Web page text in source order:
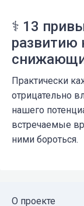
⚕️ 13
развитию
Практически
отрицательно
нашего
встречаемые
ними бороться.
О проекте